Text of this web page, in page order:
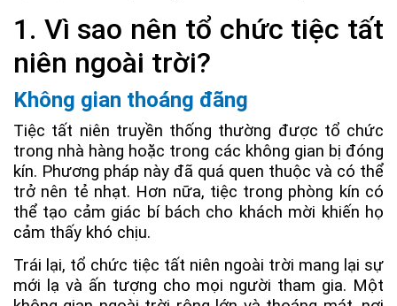
1. Vì sao nên tổ chức tiệc tất
niên ngoài trời?
Không gian thoáng đãng
Tiệc tất niên truyền thống thường được tổ chức
trong nhà hàng hoặc trong các không gian bị đóng
kín. Phương pháp này đã quá quen thuộc và có thể
trở nên tẻ nhạt. Hơn nữa, tiệc trong phòng kín có
thể tạo cảm giác bí bách cho khách mời khiến họ
cảm thấy khó chịu.
Trái lại, tổ chức tiệc tất niên ngoài trời mang lại sự
mới lạ và ấn tượng cho mọi người tham gia. Một